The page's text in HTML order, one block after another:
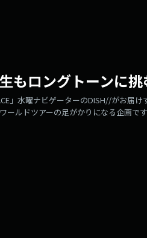
もロングトーンに挑
」水曜ナビゲーターのDISH//がお届
ルドツアーの足がかりになる企画で
界記録に挑みます。※「THE KINGS